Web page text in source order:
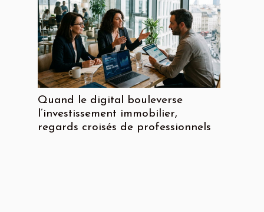
Quand le digital bouleverse
l’investissement immobilier,
regards croisés de professionnels